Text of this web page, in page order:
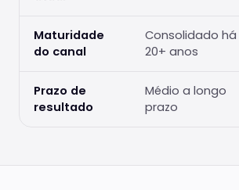
Maturidade
do canal
Consolidado há
20+ anos
Prazo de
resultado
Médio a longo
prazo